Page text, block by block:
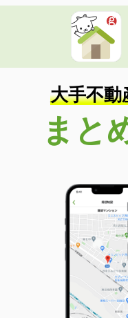
大手不動
まと